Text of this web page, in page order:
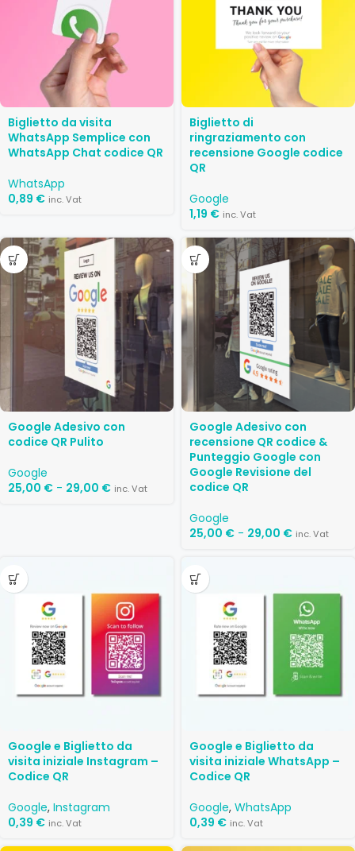
Biglietto da visita
WhatsApp Semplice con
WhatsApp Chat codice QR
WhatsApp
0,89 € inc. Vat
Biglietto di
ringraziamento con
recensione Google codice
QR
Google
1,19 € inc. Vat
Google Adesivo con
codice QR Pulito
Google
25,00 € - 29,00 € inc. Vat
Google Adesivo con
recensione QR codice &
Punteggio Google con
Google Revisione del
codice QR
Google
25,00 € - 29,00 € inc. Vat
Google e Biglietto da
visita iniziale Instagram –
Codice QR
Google, Instagram
0,39 € inc. Vat
Google e Biglietto da
visita iniziale WhatsApp –
Codice QR
Google, WhatsApp
0,39 € inc. Vat